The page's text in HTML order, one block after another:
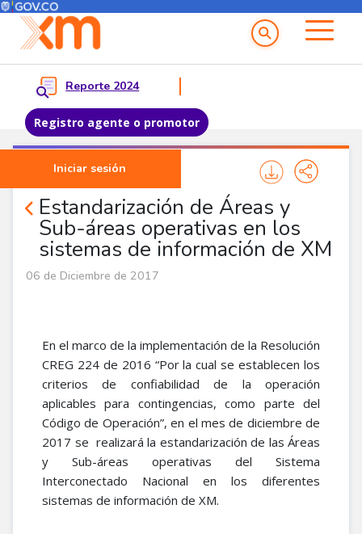
Pasar al contenido principal
Menú del Usuario
Reporte 2024
Registro agente o promotor
Iniciar sesión
Menu principal
Estandarización de Áreas y
Sub-áreas operativas en los
sistemas de información de XM
Comunicados
06 de Diciembre de 2017
En el marco de la implementación de la Resolución
CREG 224 de 2016 “Por la cual se establecen los
criterios de confiabilidad de la operación
aplicables para contingencias, como parte del
Código de Operación”, en el mes de diciembre de
2017 se realizará la estandarización de las Áreas
y Sub-áreas operativas del Sistema
Interconectado Nacional en los diferentes
sistemas de información de XM.